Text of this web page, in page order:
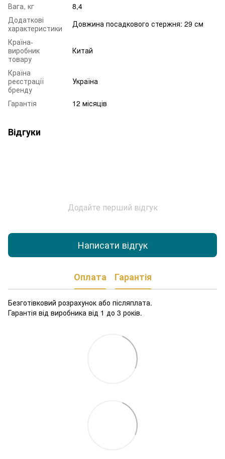
Вага, кг
8,4
Додаткові
характеристики
Довжина посадкового стержня: 29 см
Країна-
виробник
товару
Китай
Країна
реєстрації
бренду
Україна
Гарантія 12 місяців
Відгуки
Додайте перший відгук
Написати відгук
Оплата Гарантія
Безготівковий розрахунок або післяплата.
Гарантія від виробника від 1 до 3 років.